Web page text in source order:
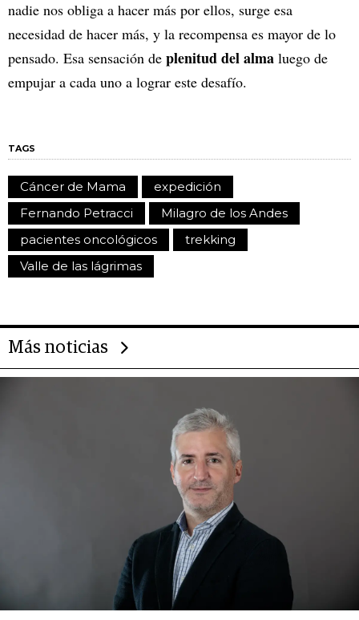
nadie nos obliga a hacer más por ellos, surge esa
necesidad de hacer más, y la recompensa es mayor de lo
pensado. Esa sensación de plenitud del alma luego de
empujar a cada uno a lograr este desafío.
TAGS
Cáncer de Mama
expedición
Fernando Petracci
Milagro de los Andes
pacientes oncológicos
trekking
Valle de las lágrimas
Más noticias